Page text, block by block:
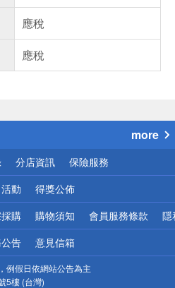
應稅
應稅
心！
more
分店資訊 保險服務
動 得獎公佈
購 購物須知 會員服務條款 隱
告 意見信箱
例假日依網站公告為主
5樓 (台灣)